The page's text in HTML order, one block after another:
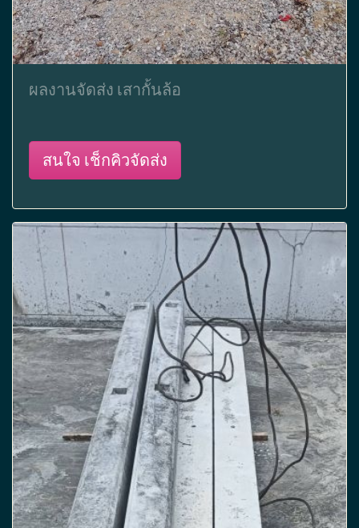
ผลงานจัดส่ง เสากั้นล้อ
สนใจ เช็กคิวจัดส่ง